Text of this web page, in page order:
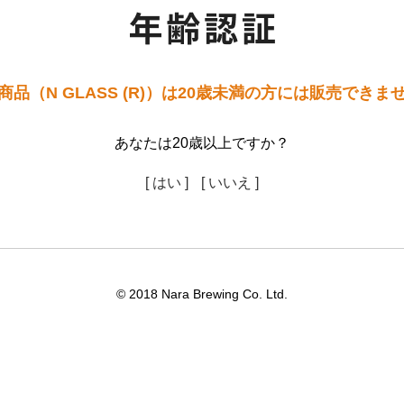
品（N GLASS (R)）は20歳未満の方には販売できま
あなたは20歳以上ですか？
[ はい ] [ いいえ ]
© 2018 Nara Brewing Co. Ltd.